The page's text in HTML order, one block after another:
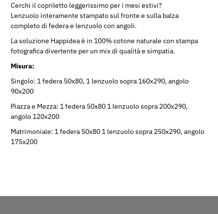
Cerchi il copriletto leggerissimo per i mesi estivi?
Lenzuolo interamente stampato sul fronte e sulla balza
completo di federa e lenzuolo con angoli.
La soluzione Happidea è in 100% cotone naturale con stampa
fotografica divertente per un mix di qualità e simpatia.
Misura:
Singolo: 1 federa 50x80, 1 lenzuolo sopra 160x290, angolo
90x200
Piazza e Mezza: 1 federa 50x80 1 lenzuolo sopra 200x290,
angolo 120x200
Matrimoniale: 1 federa 50x80 1 lenzuolo sopra 250x290, angolo
175x200